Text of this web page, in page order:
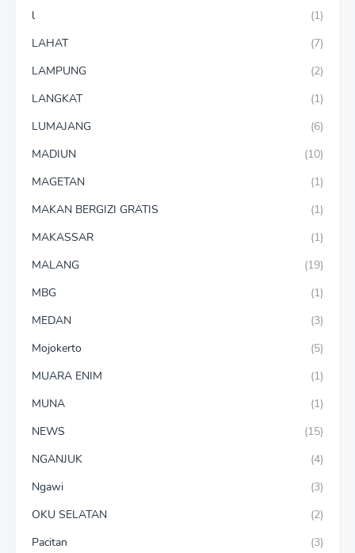
l
(1)
LAHAT
(7)
LAMPUNG
(2)
LANGKAT
(1)
LUMAJANG
(6)
MADIUN
(10)
MAGETAN
(1)
MAKAN BERGIZI GRATIS
(1)
MAKASSAR
(1)
MALANG
(19)
MBG
(1)
MEDAN
(3)
Mojokerto
(5)
MUARA ENIM
(1)
MUNA
(1)
NEWS
(15)
NGANJUK
(4)
Ngawi
(3)
OKU SELATAN
(2)
Pacitan
(3)